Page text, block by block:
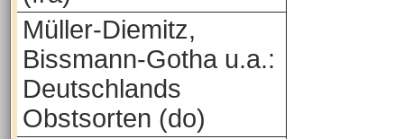
Müller-Diemitz,
Bissmann-Gotha u.a.:
Deutschlands
Obstsorten (do)